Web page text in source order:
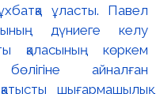
ұласты. Павел
дүниеге келу
қаласының көркем
айналған
шығармашылық